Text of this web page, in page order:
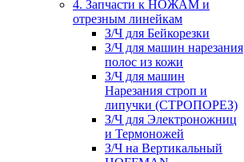
4. Запчасти к НОЖАМ и
отрезным линейкам
З/Ч для Бейкорезки
З/Ч для машин нарезания
полос из кожи
З/Ч для машин
Нарезания строп и
липучки (СТРОПОРЕЗ)
З/Ч для Электроножниц
и Термоножей
З/Ч на Вертикальный